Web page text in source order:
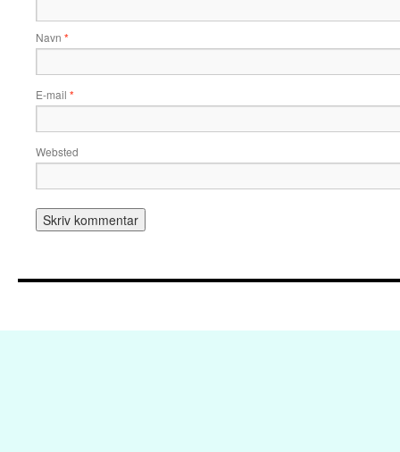
Navn *
E-mail *
Websted